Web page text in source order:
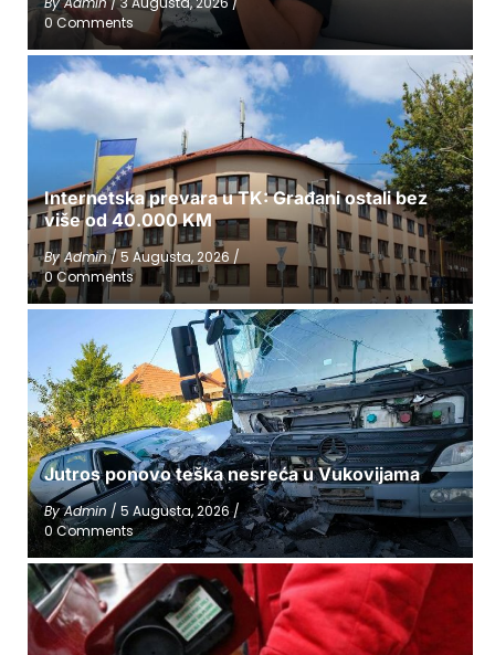
0 Comments
Internetska prevara u TK: Građani ostali bez
više od 40.000 KM
ByAdmin/5 Augusta, 2026 /
0 Comments
Jutros ponovo teška nesreća u Vukovijama
ByAdmin / 5 Augusta, 2026/
0 Comments